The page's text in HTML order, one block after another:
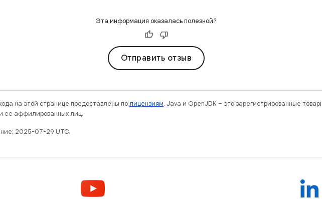
Эта информация оказалась полезной?
Отправить отзыв
на этой странице предоставлены полицензиям. Java и OpenJDK – это зарегистрированные
ее аффилированных лиц.
2025-07-29 UTC.